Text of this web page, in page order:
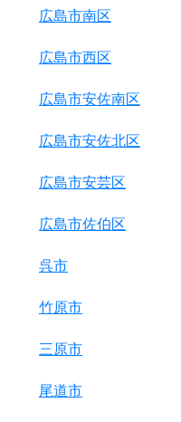
広島市南区
広島市西区
広島市安佐南区
広島市安佐北区
広島市安芸区
広島市佐伯区
呉市
竹原市
三原市
尾道市